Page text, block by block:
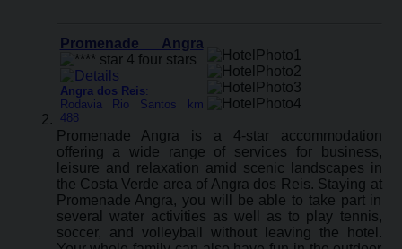
Promenade Angra
Angra dos Reis:
Rodavia Rio Santos km
488
Promenade Angra is a 4-star accommodation
offering a wide range of services for business,
leisure and relaxation amid scenic landscapes in
the Costa Verde area of Angra dos Reis. Staying at
Promenade Angra, you will be able to take part in
several water activities as well as to play tennis,
soccer, and volleyball without leaving the hotel.